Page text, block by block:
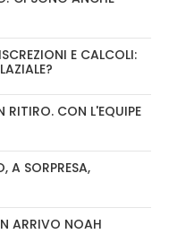
E CALCOLI:
RITIRO. CON L'EQUIPE
A SORPRESA,
ARRIVO NOAH